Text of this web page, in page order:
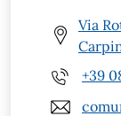
Via
+39